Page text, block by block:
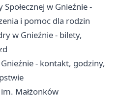
w Gnieźnie -
i pomoc dla rodzin
w Gnieźnie - bilety,
- kontakt, godziny,
Małżonków